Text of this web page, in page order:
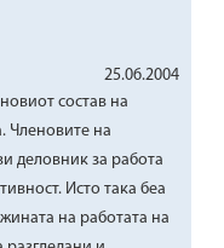
25.06.2004
состав на
Членовите на
деловник за работа
Исто така беа
на работата на